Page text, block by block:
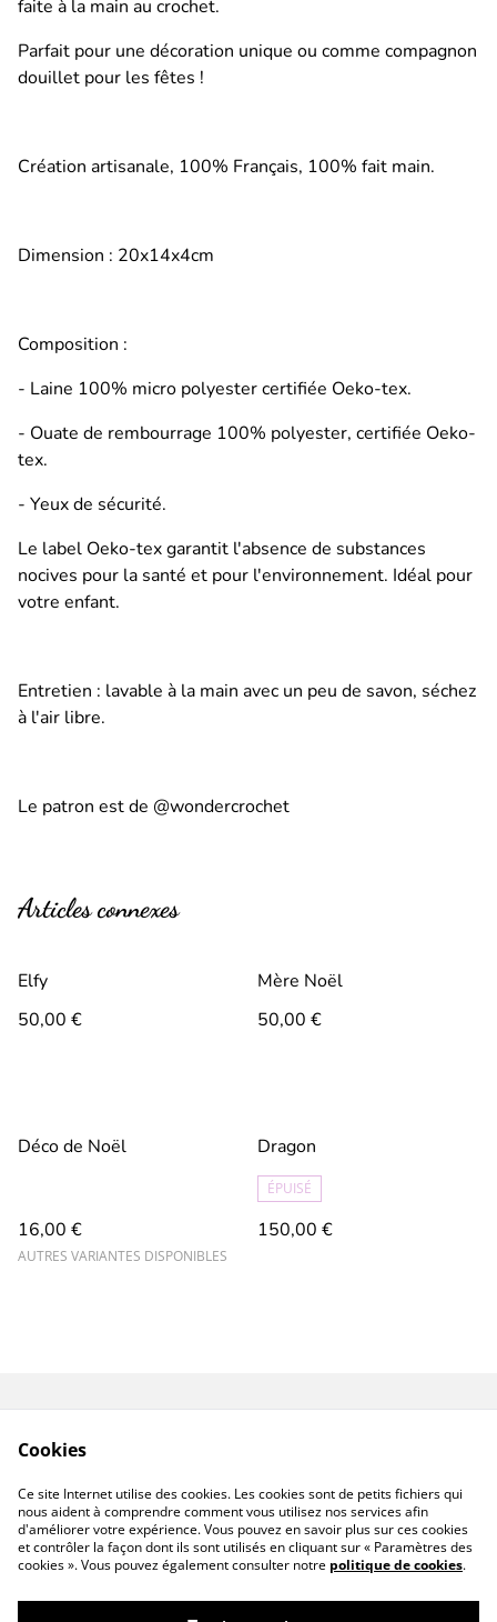
faite à la main au crochet.
Parfait pour une décoration unique ou comme compagnon
douillet pour les fêtes !
Création artisanale, 100% Français, 100% fait main.
Dimension : 20x14x4cm
Composition :
- Laine 100% micro polyester certifiée Oeko-tex.
- Ouate de rembourrage 100% polyester, certifiée Oeko-
tex.
- Yeux de sécurité.
Le label Oeko-tex garantit l'absence de substances
nocives pour la santé et pour l'environnement. Idéal pour
votre enfant.
Entretien : lavable à la main avec un peu de savon, séchez
à l'air libre.
Le patron est de @wondercrochet
Articles connexes
Elfy
50,00 €
Mère Noël
50,00 €
Déco de Noël
16,00 €
AUTRES VARIANTES DISPONIBLES
Dragon
ÉPUISÉ
150,00 €
Mentions légales
Cookies
Ce site Internet utilise des cookies. Les cookies sont de petits fichiers qui
nous aident à comprendre comment vous utilisez nos services afin
d'améliorer votre expérience. Vous pouvez en savoir plus sur ces cookies
et contrôler la façon dont ils sont utilisés en cliquant sur « Paramètres des
cookies ». Vous pouvez également consulter notre politique de cookies.